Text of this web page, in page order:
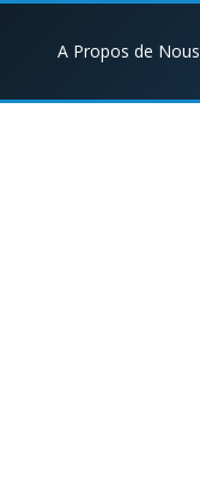
A Propos de Nous